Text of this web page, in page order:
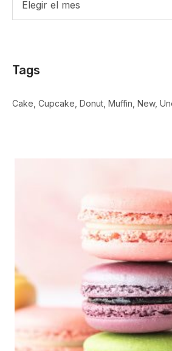
Tags
Cake Cupcake Donut Muffin New